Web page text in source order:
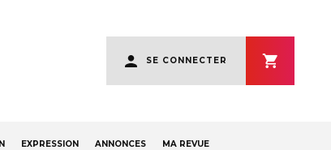
account
menu
SE CONNECTER
EXPRESSION ANNONCES MA REVUE